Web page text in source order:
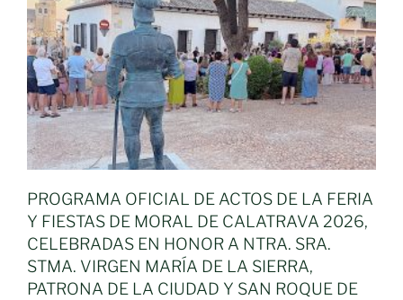
PROGRAMA OFICIAL DE ACTOS DE LA FERIA
Y FIESTAS DE MORAL DE CALATRAVA 2026,
CELEBRADAS EN HONOR A NTRA. SRA.
STMA. VIRGEN MARÍA DE LA SIERRA,
PATRONA DE LA CIUDAD Y SAN ROQUE DE